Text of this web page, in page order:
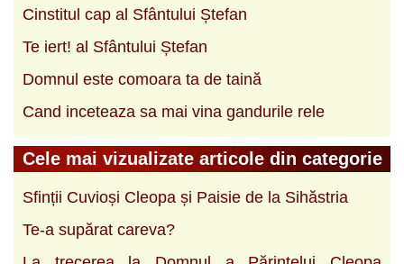
Cinstitul cap al Sfântului Ștefan
Te iert! al Sfântului Ștefan
Domnul este comoara ta de taină
Cand inceteaza sa mai vina gandurile rele
Cele mai vizualizate articole din categorie
Sfinții Cuvioși Cleopa și Paisie de la Sihăstria
Te-a supărat careva?